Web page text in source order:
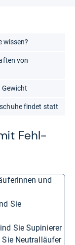
Fehl­
Sie Supinierer
Sie Neutralläufer
wissen?
von
Gewicht
findet statt